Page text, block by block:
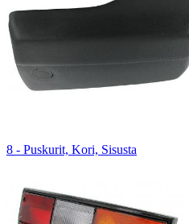
8 - Puskurit, Kori, Sisusta